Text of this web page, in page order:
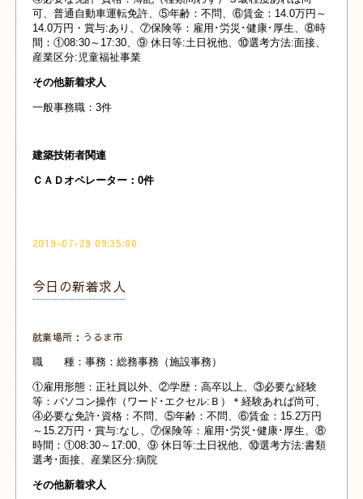
可、普通自動車運転免許、⑤年齢：不問、⑥賃金：14.0万円～
14.0万円・賞与:あり、⑦保険等：雇用･労災･健康･厚生、⑧時
間：①08:30～17:30、⑨ 休日等:土日祝他、⑩選考方法:面接、
産業区分:児童福祉事業
その他新着求人
一般事務職：3件
建築技術者関連
ＣＡＤオペレーター：0件
2019-07-29 09:35:00
今日の新着求人
就業場所：うるま市
職 種：事務：総務事務（施設事務）
①雇用形態：正社員以外、②学歴：高卒以上、③必要な経験
等：パソコン操作（ワード･エクセル:Ｂ）＊経験あれば尚可、
④必要な免許･資格：不問、⑤年齢：不問、⑥賃金：15.2万円
～15.2万円・賞与:なし、⑦保険等：雇用･労災･健康･厚生、⑧
時間：①08:30～17:00、⑨ 休日等:土日祝他、⑩選考方法:書類
選考･面接、産業区分:病院
その他新着求人